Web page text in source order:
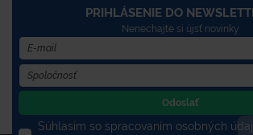
PRIHLÁSENIE DO
Nenechajte si újsť novinky
Odoslať
Súhlasím so spracovaním osobných